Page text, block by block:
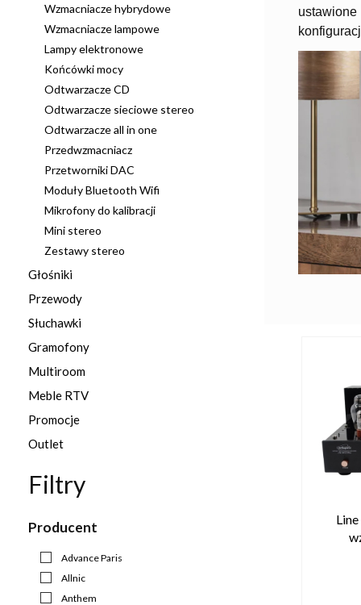
Wzmacniacze hybrydowe
Wzmacniacze lampowe
Lampy elektronowe
Końcówki mocy
Odtwarzacze CD
Odtwarzacze sieciowe stereo
Odtwarzacze all in one
Przedwzmacniacz
Przetworniki DAC
Moduły Bluetooth Wifi
Mikrofony do kalibracji
Mini stereo
Zestawy stereo
Głośniki
Przewody
Słuchawki
Gramofony
Multiroom
Meble RTV
Promocje
Outlet
Filtry
Producent
Advance Paris
Allnic
Anthem
ustawione